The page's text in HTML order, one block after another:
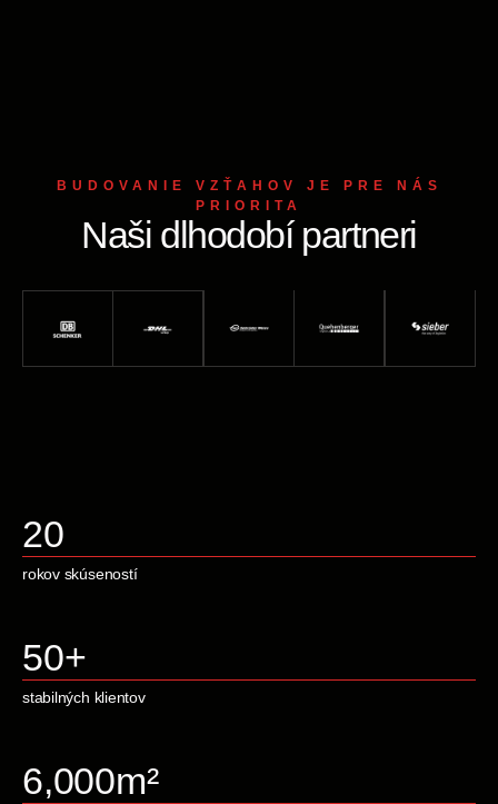
BUDOVANIE VZŤAHOV JE PRE NÁS
PRIORITA
Naši dlhodobí partneri
20
rokov skúseností
50+
stabilných klientov
6,000m²